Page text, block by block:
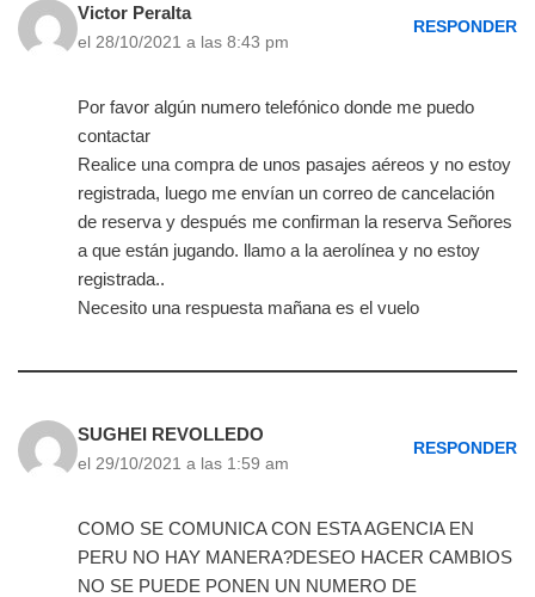
Victor Peralta
el 28/10/2021 a las 8:43 pm
RESPONDER
Por favor algún numero telefónico donde me puedo
contactar
Realice una compra de unos pasajes aéreos y no estoy
registrada, luego me envían un correo de cancelación
de reserva y después me confirman la reserva Señores
a que están jugando. llamo a la aerolínea y no estoy
registrada..
Necesito una respuesta mañana es el vuelo
SUGHEI REVOLLEDO
el 29/10/2021 a las 1:59 am
RESPONDER
COMO SE COMUNICA CON ESTA AGENCIA EN
PERU NO HAY MANERA?DESEO HACER CAMBIOS
NO SE PUEDE PONEN UN NUMERO DE